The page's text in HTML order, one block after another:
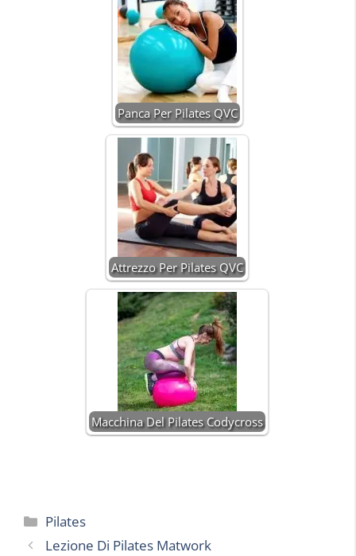
Panca Per Pilates QVC
Attrezzo Per Pilates QVC
Macchina Del Pilates Codycross
Categorie
Pilates
Lezione Di Pilates Matwork